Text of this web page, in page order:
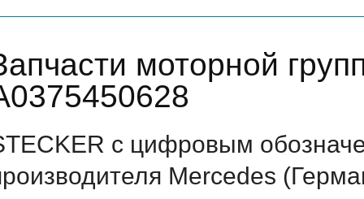
моторной
с цифровым
Mercedes